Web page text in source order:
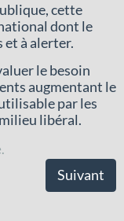
cette
dont le
et à alerter.
le besoin
augmentant le
par les
libéral.
Suivant